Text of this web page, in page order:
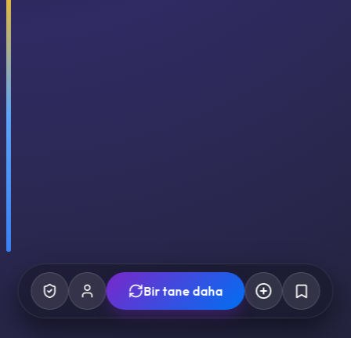
Bir tane daha